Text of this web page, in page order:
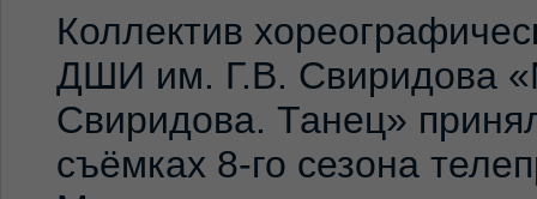
Коллектив
ДШИ им. Г.В. Свиридова
Свиридова. Танец»
съёмках 8-го сезона